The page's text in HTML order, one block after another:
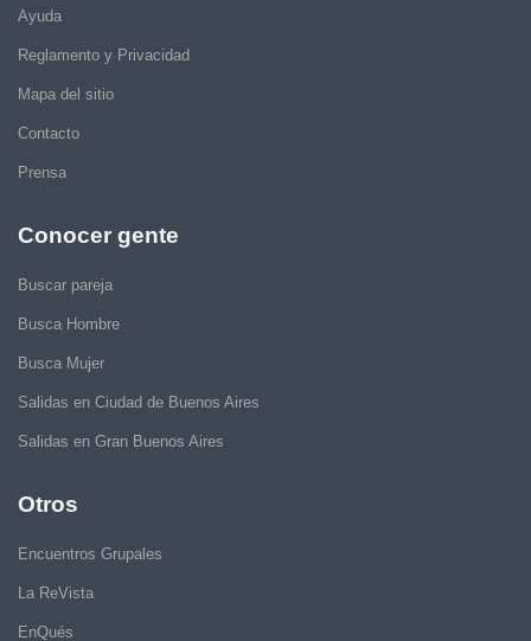
Ayuda
Reglamento y Privacidad
Mapa del sitio
Contacto
Prensa
Conocer gente
Buscar pareja
Busca Hombre
Busca Mujer
Salidas en Ciudad de Buenos Aires
Salidas en Gran Buenos Aires
Otros
Encuentros Grupales
La ReVista
EnQués